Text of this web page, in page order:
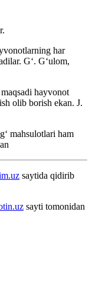
har
Gʻ. Gʻulom,
hayvonot
olib borish ekan. J.
mahsulotlari ham
saytida qidirib
sayti tomonidan